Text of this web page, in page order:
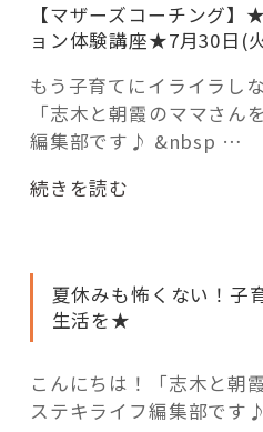
「モノ」
fleXe
「ひと」
コーディネー
これからの暮ら
【マザーズコーチング
ョン体験講座★7月30日(
もう子育てにイライラし
「志木と朝霞のママさん
編集部です♪ &nbsp …
“【プ
ら
室】
マ
続きを読む
夏休みも怖くない！子
生活を★
こんにちは！「志木と朝
ステキライフ編集部です♪